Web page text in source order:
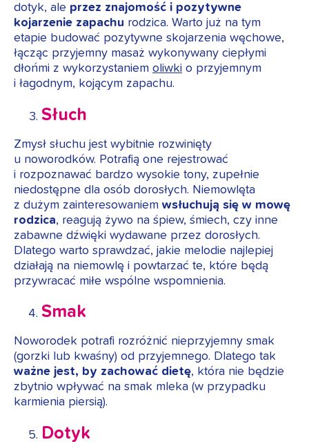
dotyk, ale przez znajomość i pozytywne
kojarzenie zapachu rodzica. Warto już na tym
etapie budować pozytywne skojarzenia węchowe,
łącząc przyjemny masaż wykonywany ciepłymi
dłońmi z wykorzystaniem oliwki o przyjemnym
i łagodnym, kojącym zapachu.
Słuch
Zmysł słuchu jest wybitnie rozwinięty
u noworodków. Potrafią one rejestrować
i rozpoznawać bardzo wysokie tony, zupełnie
niedostępne dla osób dorosłych. Niemowlęta
z dużym zainteresowaniem wsłuchują się w mowę
rodzica, reagują żywo na śpiew, śmiech, czy inne
zabawne dźwięki wydawane przez dorosłych.
Dlatego warto sprawdzać, jakie melodie najlepiej
działają na niemowlę i powtarzać te, które będą
przywracać miłe wspólne wspomnienia.
Smak
Noworodek potrafi rozróżnić nieprzyjemny smak
(gorzki lub kwaśny) od przyjemnego. Dlatego tak
ważne jest, by zachować dietę, która nie będzie
zbytnio wpływać na smak mleka (w przypadku
karmienia piersią).
Dotyk